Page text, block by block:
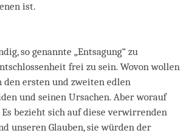
ist.
so genannte „Entsagung“ zu
frei zu sein. Wovon wollen
den ersten und zweiten edlen
und seinen Ursachen. Aber worauf
bezieht sich auf diese verwirrenden
unseren Glauben, sie würden der